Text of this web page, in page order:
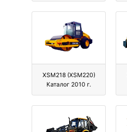
XSM218 (XSM220)
Каталог 2010 г.